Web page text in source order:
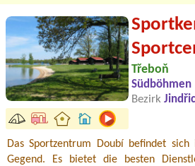
Třeboň
Südböhmen
Bezirk
Das Sportzentrum Doubí befindet
Gegend. Es bietet die besten